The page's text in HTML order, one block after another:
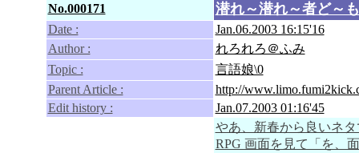
No.000171 潜れ～潜れ～者ど～
Date :
Jan.06.2003 16:15'16
Author :
れろれろ＠ふみ
Topic :
言語娘\0
Parent Article :
http://
Edit history :
Jan.07.2003 01:16'45
やあ、新春から良いネ
RPG 画面を見て「を、